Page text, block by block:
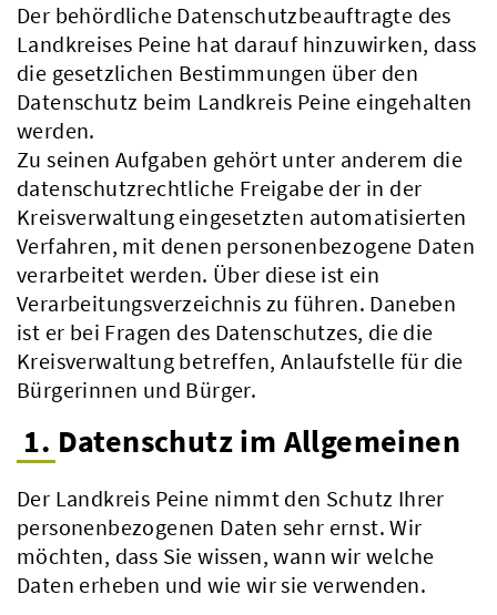
Der behördliche Datenschutzbeauftragte des
Landkreises Peine hat darauf hinzuwirken, dass
die gesetzlichen Bestimmungen über den
Datenschutz beim Landkreis Peine eingehalten
werden.
Zu seinen Aufgaben gehört unter anderem die
datenschutzrechtliche Freigabe der in der
Kreisverwaltung eingesetzten automatisierten
Verfahren, mit denen personenbezogene Daten
verarbeitet werden. Über diese ist ein
Verarbeitungsverzeichnis zu führen. Daneben
ist er bei Fragen des Datenschutzes, die die
Kreisverwaltung betreffen, Anlaufstelle für die
Bürgerinnen und Bürger.
1. Datenschutz im Allgemeinen
Der Landkreis Peine nimmt den Schutz Ihrer
personenbezogenen Daten sehr ernst. Wir
möchten, dass Sie wissen, wann wir welche
Daten erheben und wie wir sie verwenden.